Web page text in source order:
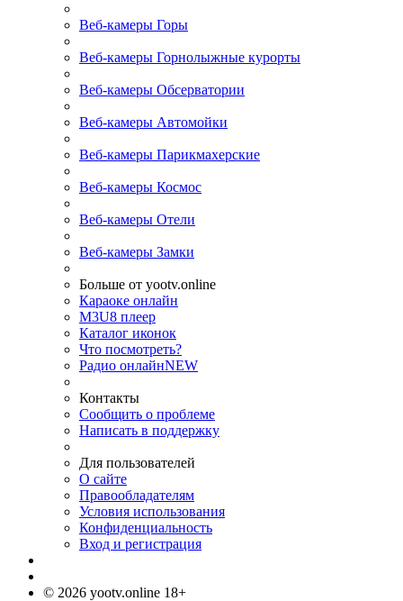
Веб-камеры Горы
Веб-камеры Горнолыжные курорты
Веб-камеры Обсерватории
Веб-камеры Автомойки
Веб-камеры Парикмахерские
Веб-камеры Космос
Веб-камеры Отели
Веб-камеры Замки
Больше от yootv.online
Караоке онлайн
M3U8 плеер
Каталог иконок
Что посмотреть?
Радио онлайнNEW
Контакты
Сообщить о проблеме
Написать в поддержку
Для пользователей
О сайте
Правообладателям
Условия использования
Конфиденциальность
Вход и регистрация
© 2026 yootv.online 18+